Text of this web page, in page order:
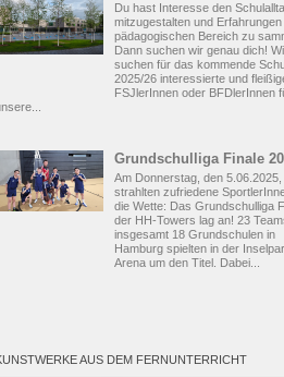
Du hast Interesse den
mitzugestalten und Erfahrungen
pädagogischen Bereich zu
Dann suchen wir genau dich!
suchen für das kommende
2025/26 interessierte und
FSJlerInnen oder BFDlerInnen
Grundschulliga Finale
Am Donnerstag, den 5.06.2025,
strahlten zufriedene
die Wette: Das Grundschulliga
der HH-Towers lag an! 23
insgesamt 18 Grundschulen in
Hamburg spielten in der
Arena um den Titel. Dabei...
AUS DEM FERNUNTERRICHT